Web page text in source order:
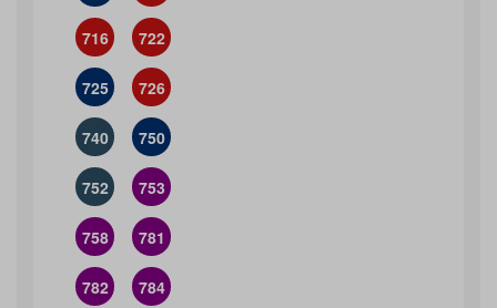
716 722
725 726
740 750
752 753
758 781
782 784